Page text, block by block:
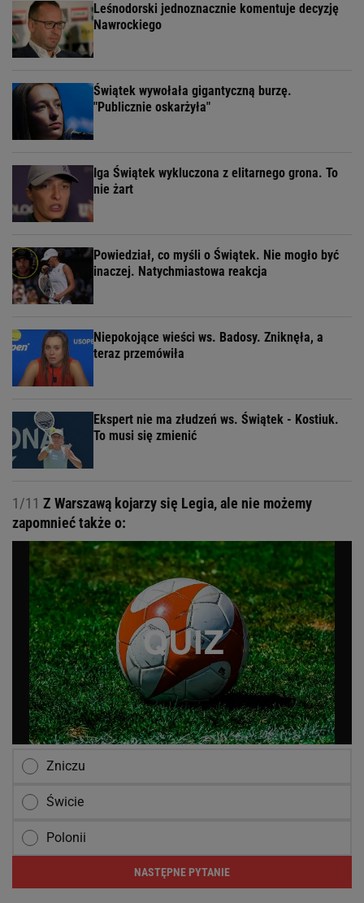
Leśnodorski jednoznacznie komentuje decyzję
Nawrockiego
Świątek wywołała gigantyczną burzę.
"Publicznie oskarżyła"
Iga Świątek wykluczona z elitarnego grona. To
nie żart
Powiedział, co myśli o Świątek. Nie mogło być
inaczej. Natychmiastowa reakcja
Niepokojące wieści ws. Badosy. Zniknęła, a
teraz przemówiła
Ekspert nie ma złudzeń ws. Świątek - Kostiuk.
To musi się zmienić
1/11 Z Warszawą kojarzy się Legia, ale nie możemy
zapomnieć także o:
Zniczu
Świcie
Polonii
NASTĘPNE PYTANIE